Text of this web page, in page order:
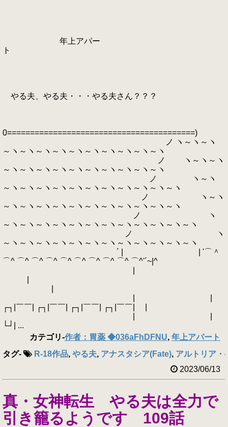
年上アパー
ト
やる夫、やる夫・・・やる夫さん？？？
0=========================================)
ノ ヽ～ヽ～ヽ
～ヽ～ヽ～ヽ～ヽ～ヽ～ヽ～ヽ～ヽ～ヽ～ヽ
ノ ヽ～ヽ～ヽ
～ヽ～ヽ～ヽ～ヽ～ヽ～ヽ～ヽ～ヽ～ヽ～ヽ
ノ ヽ～ヽ
～ヽ～ヽ～ヽ～ヽ～ヽ～ヽ～ヽ～ヽ～ヽ～ヽ～ヽ
ノ ヽ～ヽ
～ヽ～ヽ～ヽ～ヽ～ヽ～ヽ～ヽ～ヽ～ヽ～ヽ～ヽ
ノ ヽ
～ヽ～ヽ～ヽ～ヽ～ヽ～ヽ～ヽ～ヽ～ヽ～ヽ～ヽ～ヽ
ノ ヽ
～ヽ～ヽ～ヽ～ヽ～ヽ～ヽ～ヽ～ヽ～ヽ～ヽ～ヽ～ヽ
´ | | '⌒＾
⌒^ ⌒^ ⌒^ ⌒^ ⌒^ ⌒^ ⌒^ ⌒^ ⌒^ ⌒^'´~|^
┌┐|￣￣| ┌┐|￣￣| ┌┐|￣￣| ┌┐|￣￣| |
└┘| ...
カテゴリ-作者：胃薬 ◆036aFhDFNU, 年上アパート
タグ- R-18作品, やる夫, アナスタシア(Fate), アルトリア・
2023/06/13
真・女神転生 やる夫は全力で
引き籠るようです 109話